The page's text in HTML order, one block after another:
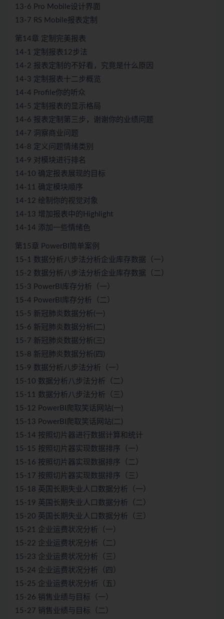
13-6 Pro Mobile设计界面
13-7 RS Mobile报表定制
第14章 定制完美报表
14-1 定制报表12步法
14-2 报表定制的不好看，究竟是什么原因
14-3 定制报表十二步概览
14-4 Profile你的听众
14-5 定制报表的显示格局
14-6 报表定制第三步，谢谢你的业绩问题
14-7 洞察商业问题
14-8 定义问题情绪类别
14-9 对模块进行排名
14-10 确定报表展现的目标
14-11 确定模块顺序
14-12 绘制你的视觉对象
14-13 增加报表中的Highlight
14-14 添加一些情绪色
第15章 PowerBI简单案例
15-1 数据分析八步法分析企业库存数据（一）
15-2 数据分析八步法分析企业库存数据（二）
15-3 PowerBI库存分析（一）
15-4 PowerBI库存分析（二）
15-5 新冠肺炎数据分析(一)
15-6 新冠肺炎数据分析(二)
15-7 新冠肺炎数据分析(三)
15-8 新冠肺炎数据分析(四)
15-9 数据分析八步法分析（一）
15-10 数据分析八步法分析（二）
15-11 数据分析八步法分析（三）
15-12 PowerBI爬取笑话网站(一)
15-13 PowerBI爬取笑话网站(二)
15-14 按照切片器进行数据计算和统计
15-15 按照切片器实现数据排序（一）
15-16 按照切片器实现数据排序（二）
15-17 按照切片器实现数据排序（三）
15-18 英国长期失业人口数据分析（一）
15-19 英国长期失业人口数据分析（二）
15-20 英国长期失业人口数据分析（三）
15-21 企业运费状况分析（一）
15-22 企业运费状况分析（二）
15-23 企业运费状况分析（三）
15-24 企业运费状况分析（四）
15-25 企业运费状况分析（五）
15-26 销售业绩与目标（一）
15-27 销售业绩与目标（二）